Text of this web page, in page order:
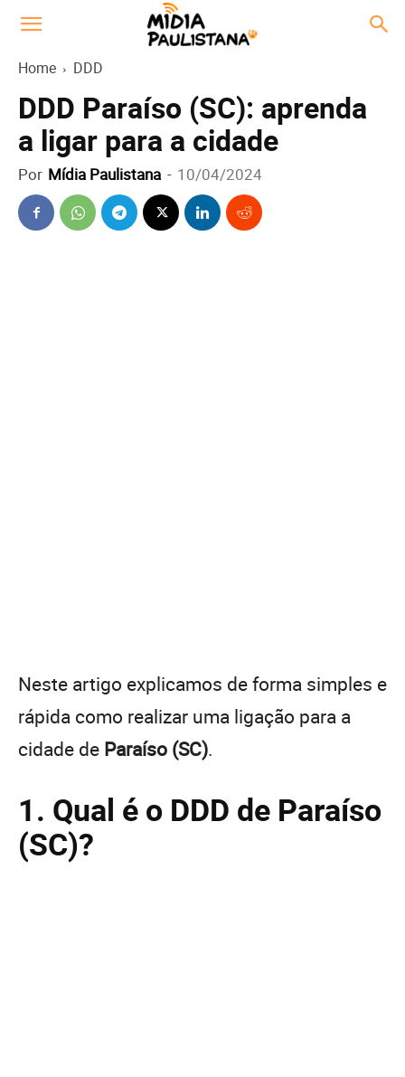
Home DDD
DDD Paraíso (SC): aprenda
a ligar para a cidade
Por Mídia Paulistana - 10/04/2024
Neste artigo explicamos de forma simples e
rápida como realizar uma ligação para a
cidade de Paraíso (SC).
1. Qual é o DDD de Paraíso
(SC)?